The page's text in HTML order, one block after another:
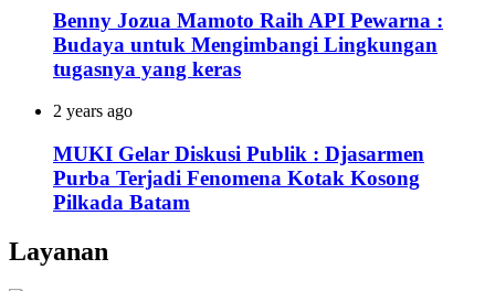
Benny Jozua Mamoto Raih API Pewarna :
Budaya untuk Mengimbangi Lingkungan
tugasnya yang keras
2 years ago
MUKI Gelar Diskusi Publik : Djasarmen
Purba Terjadi Fenomena Kotak Kosong
Pilkada Batam
Layanan